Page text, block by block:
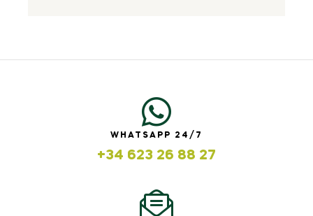
WHATSAPP 24/7
+34 623 26 88 27